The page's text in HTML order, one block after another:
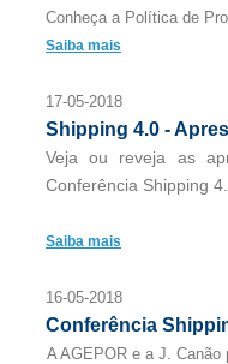
Conheça a Política de
Saiba mais
17-05-2018
Shipping 4.0 -
Veja ou reveja as
Conferência Shipping
Saiba mais
16-05-2018
Conferência
A AGEPOR e a J. Canão